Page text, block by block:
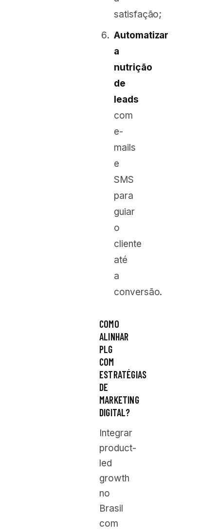
satisfação;
Automatizar
a
nutrição
de
leads
com
e-
mails
e
SMS
para
guiar
o
cliente
até
a
conversão.
COMO
ALINHAR
PLG
COM
ESTRATÉGIAS
DE
MARKETING
DIGITAL?
Integrar
product-
led
growth
no
Brasil
com